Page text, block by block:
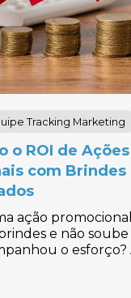
Tracking Marketing
o ROI de Ações
com Brindes
ação promocional
e não soube
o esforço?